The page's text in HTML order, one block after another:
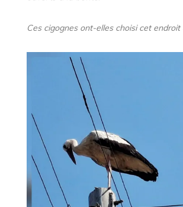
Ces cigognes ont-elles choisi cet endroit